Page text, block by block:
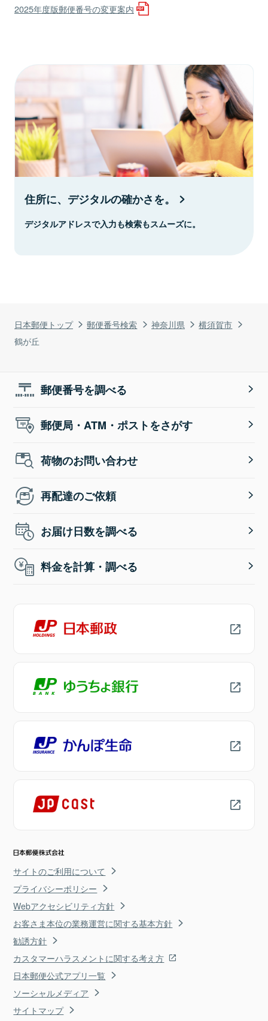
日本郵便トップ 郵便番号検索 神奈川県
横須賀市
鶴が丘
2025年度版郵便番号の変更案内
住所に、デジタルの確かさを。
デジタルアドレスで入力も検索もスムーズに。
郵便番号を調べる
郵便局・ATM・ポストをさがす
荷物のお問い合わせ
再配達のご依頼
お届け日数を調べる
料金を計算・調べる
サイトのご利用について
プライバシーポリシー
Webアクセシビリティ方針
お客さま本位の業務運営に関する基本方針
勧誘方針
カスタマーハラスメントに関する考え方
日本郵便公式アプリ一覧
ソーシャルメディア
サイトマップ